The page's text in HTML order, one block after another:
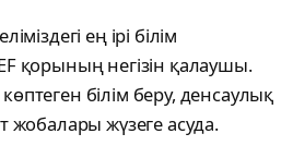
ең ірі білім
қорының негізін қалаушы.
білім беру, денсаулық
жобалары жүзеге асуда.